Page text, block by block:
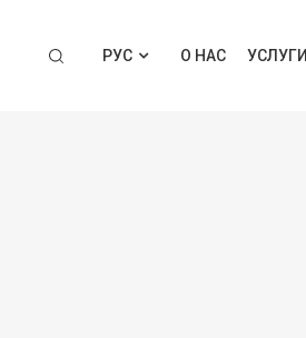
РУС О НАС УСЛУГИ